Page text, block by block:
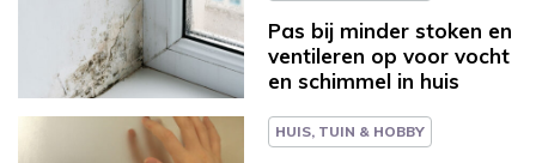
Pas bij minder stoken en
ventileren op voor vocht
en schimmel in huis
HUIS, TUIN & HOBBY